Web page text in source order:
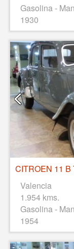
Gasolina -
1930
CITROEN 11 B
Valencia
1.954 kms.
Gasolina -
1954